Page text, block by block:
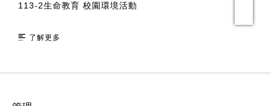
113-2生命教育 校園環境活動
了解更多